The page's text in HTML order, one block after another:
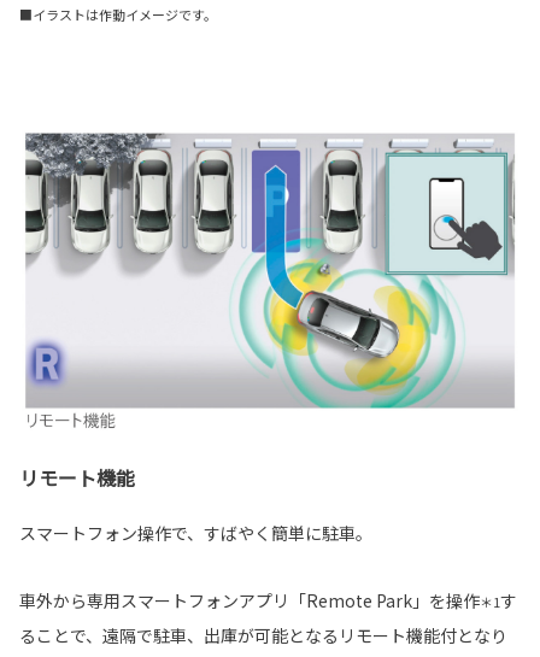
■イラストは作動イメージです。
リモート機能
スマートフォン操作で、すばやく簡単に駐車。
車外から専用スマートフォンアプリ「Remote Park」を操作＊1す
ることで、遠隔で駐車、出庫が可能となるリモート機能付となり